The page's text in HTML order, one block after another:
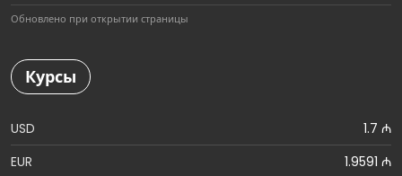
Обновлено при открытии страницы
Курсы
USD
1.7 ₼
EUR
1.9591 ₼